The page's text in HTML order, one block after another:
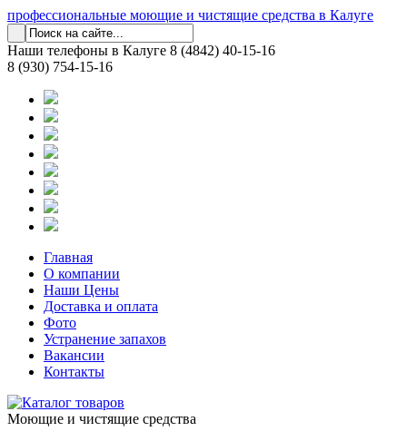
профессиональные моющие и чистящие средства в Калуге
Наши телефоны в Калуге 8 (4842) 40-15-16
8 (930) 754-15-16
Главная
О компании
Наши Цены
Доставка и оплата
Фото
Устранение запахов
Вакансии
Контакты
Моющие и чистящие средства